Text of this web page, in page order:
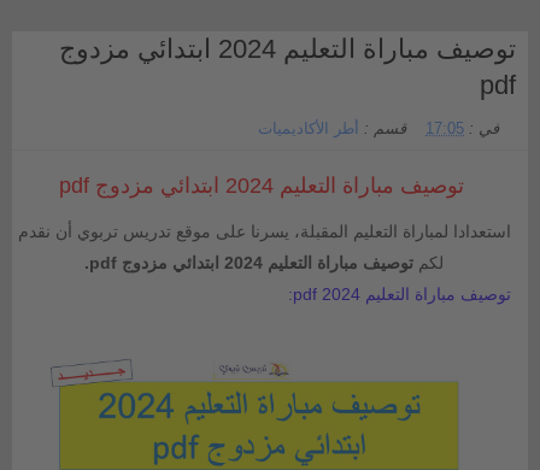
توصيف مباراة التعليم 2024 ابتدائي مزدوج
pdf
في : 17:05 قسم : أطر الأكاديميات
توصيف مباراة التعليم 2024 ابتدائي مزدوج pdf
استعدادا لمباراة التعليم المقبلة، يسرنا على موقع تدريس تربوي أن نقدم
لكم توصيف مباراة التعليم 2024 ابتدائي مزدوج pdf.
توصيف مباراة التعليم 2024 pdf: